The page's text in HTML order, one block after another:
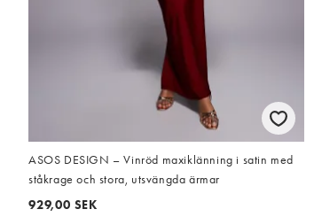
ASOS DESIGN – Vinröd maxiklänning i satin med
ståkrage och stora, utsvängda ärmar
929,00 SEK